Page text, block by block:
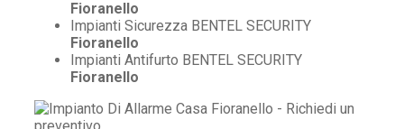
Fioranello
Impianti Sicurezza BENTEL SECURITY
Fioranello
Impianti Antifurto BENTEL SECURITY
Fioranello